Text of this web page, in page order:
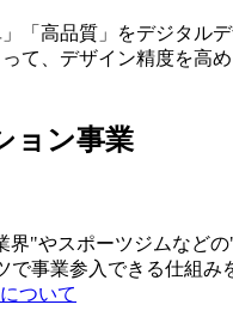
」「高品質」をデジタ
て、デザイン精度を高め
ョン事業
界"やスポーツジムなど
で事業参入できる仕組み
ついて